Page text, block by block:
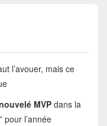
l’avouer, mais ce
MVPdans la
pour l’année